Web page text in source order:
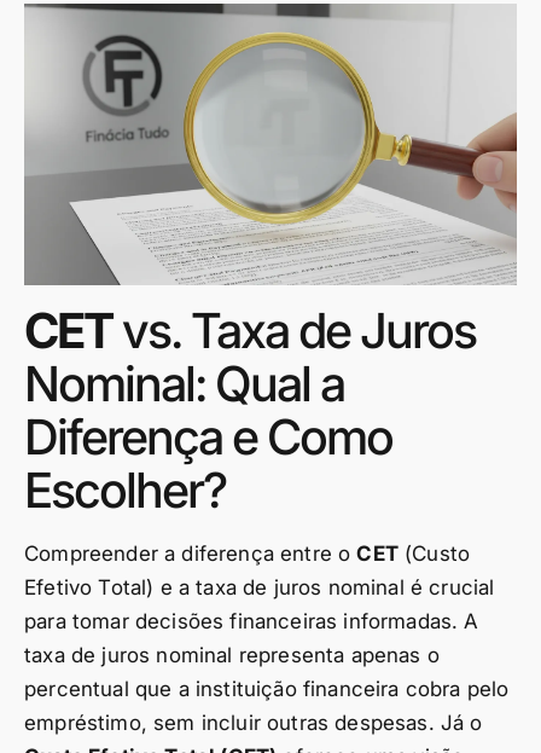
CETvs. Taxa de Juros
Nominal: Qual a
Diferença e Como
Escolher?
Compreender a diferença entre oCET(Custo
Efetivo Total) e a taxa de juros nominal é crucial
para tomar decisões financeiras informadas. A
taxa de juros nominal representa apenas o
percentual que a instituição financeira cobra pelo
empréstimo, sem incluir outras despesas. Já o